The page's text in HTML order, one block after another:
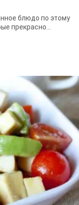
блюдо по этому
прекрасно